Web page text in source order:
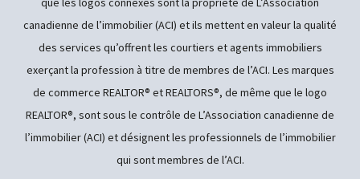
canadienne de l’immobilier (ACI) et ils mettent en valeur la qualité
des services qu’offrent les courtiers et agents immobiliers
exerçant la profession à titre de membres de l’ACI. Les marques
de commerce REALTOR® et REALTORS®, de même que le logo
REALTOR®, sont sous le contrôle de L’Association canadienne de
l’immobilier (ACI) et désignent les professionnels de l’immobilier
qui sont membres de l’ACI.